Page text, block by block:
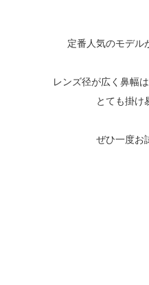
定番人気のモデル
レンズ径が広く鼻幅
とても掛け
ぜひ一度お